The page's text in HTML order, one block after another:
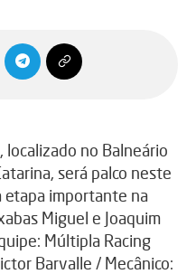
localizado no Balneário
será palco neste
etapa importante na
Miguel e Joaquim
Múltipla Racing
Barvalle / Mecânico: